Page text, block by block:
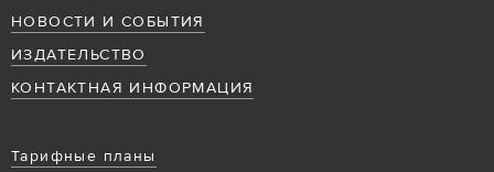
НОВОСТИ И СОБЫТИЯ
ИЗДАТЕЛЬСТВО
КОНТАКТНАЯ ИНФОРМАЦИЯ
Тарифные планы